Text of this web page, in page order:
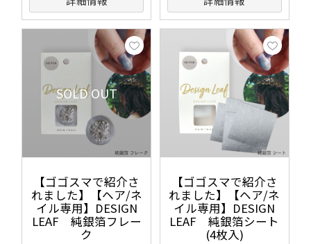
SOLD OUT
【ゴゴスマで紹介さ
れました】【ヘア/ネ
イル専用】DESIGN
LEAF 純銀箔フレー
ク
【ゴゴスマで紹介さ
れました】【ヘア/ネ
イル専用】DESIGN
LEAF 純銀箔シート
(4枚入)